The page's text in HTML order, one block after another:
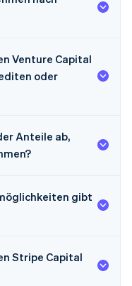
Venture Capital
oder
Anteile ab,
gibt
Stripe Capital